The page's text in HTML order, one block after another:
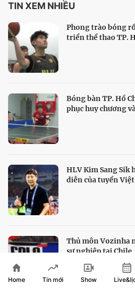
TIN XEM NHIỀU
Phong trào bóng
triển thể thao TP.
Bóng bàn TP. Hồ
phục huy chương
HLV Kim Sang
diễn của tuyển
Thủ môn Vozinha
sự nghiệp tại Chile
Home Tin mới Show